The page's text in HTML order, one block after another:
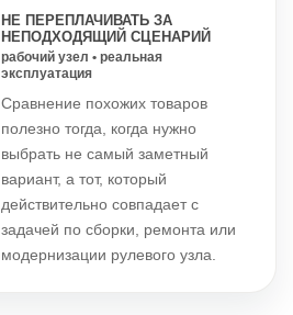
НЕ ПЕРЕПЛАЧИВАТЬ ЗА
НЕПОДХОДЯЩИЙ СЦЕНАРИЙ
рабочий узел • реальная
эксплуатация
Сравнение похожих товаров
полезно тогда, когда нужно
выбрать не самый заметный
вариант, а тот, который
действительно совпадает с
задачей по сборки, ремонта или
модернизации рулевого узла.